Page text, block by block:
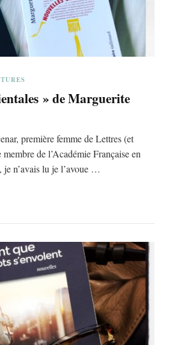
» de Marguerite
première femme de Lettres (et
de l’Académie Française en
je n’avais lu je l’avoue …